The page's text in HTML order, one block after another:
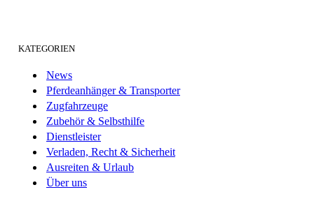
KATEGORIEN
News
Pferdeanhänger & Transporter
Zugfahrzeuge
Zubehör & Selbsthilfe
Dienstleister
Verladen, Recht & Sicherheit
Ausreiten & Urlaub
Über uns